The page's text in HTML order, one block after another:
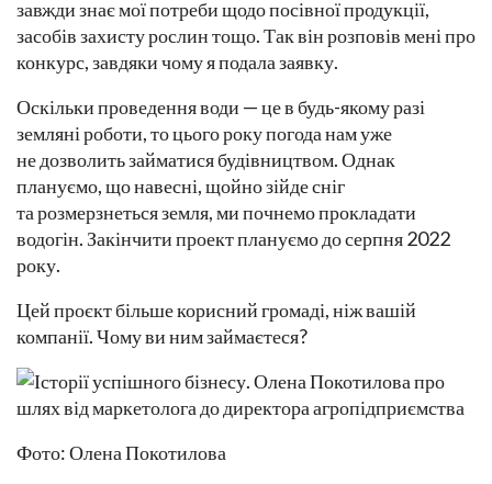
завжди знає мої потреби щодо посівної продукції,
засобів захисту рослин тощо. Так він розповів мені про
конкурс, завдяки чому я подала заявку.
Оскільки проведення води — це в будь-якому разі
земляні роботи, то цього року погода нам уже
не дозволить займатися будівництвом. Однак
плануємо, що навесні, щойно зійде сніг
та розмерзнеться земля, ми почнемо прокладати
водогін. Закінчити проект плануємо до серпня 2022
року.
Цей проєкт більше корисний громаді, ніж вашій
компанії. Чому ви ним займаєтеся?
Фото: Олена Покотилова